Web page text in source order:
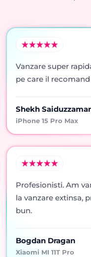
Vanzare super
pe care il
Shekh
iPhone 15 Pro Max
Profesionisti. Am
la vanzare extinsa,
bun.
Bogdan Dragan
Xiaomi MI 11T Pro